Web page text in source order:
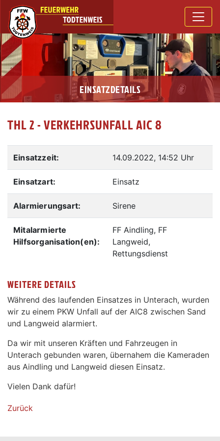
EINSATZDETAILS
THL 2 - VERKEHRSUNFALL AIC 8
Einsatzzeit: 14.09.2022, 14:52 Uhr
Einsatzart: Einsatz
Alarmierungsart: Sirene
Mitalarmierte
Hilfsorganisation(en):
FF Aindling, FF
Langweid,
Rettungsdienst
WEITERE DETAILS
Während des laufenden Einsatzes in Unterach, wurden
wir zu einem PKW Unfall auf der AIC8 zwischen Sand
und Langweid alarmiert.
Da wir mit unseren Kräften und Fahrzeugen in
Unterach gebunden waren, übernahem die Kameraden
aus Aindling und Langweid diesen Einsatz.
Vielen Dank dafür!
Zurück